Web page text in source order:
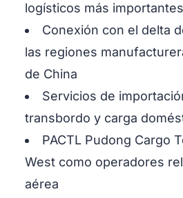
logísticos más
Conexión con el delta
las regiones
de China
Servicios de
transbordo y carga
PACTL Pudong Cargo
West como operadores
aérea